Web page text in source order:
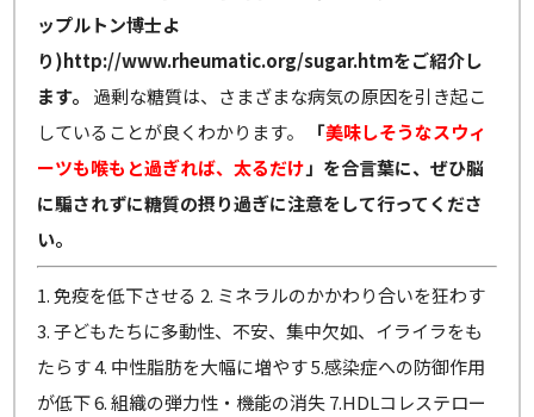
ップルトン博士よ
り)http://www.rheumatic.org/sugar.htmをご紹介し
ます。
過剰な糖質は、さまざまな病気の原因を引き起こ
していることが良くわかります。
「美味しそうなスウィ
ーツも喉もと過ぎれば、太るだけ 」を合言葉に、ぜひ脳
に騙されずに糖質の摂り過ぎに注意をして行ってくださ
い。
1. 免疫を低下させる 2. ミネラルのかかわり合いを狂わす
3. 子どもたちに多動性、不安、集中欠如、イライラをも
たらす 4. 中性脂肪を大幅に増やす 5.感染症への防御作用
が低下 6. 組織の弾力性・機能の消失 7.HDLコレステロー